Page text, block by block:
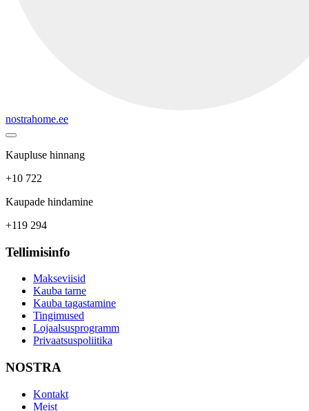
nostrahome.ee
Kaupluse hinnang
+10 722
Kaupade hindamine
+119 294
Tellimisinfo
Makseviisid
Kauba tarne
Kauba tagastamine
Tingimused
Lojaalsusprogramm
Privaatsuspoliitika
NOSTRA
Kontakt
Meist